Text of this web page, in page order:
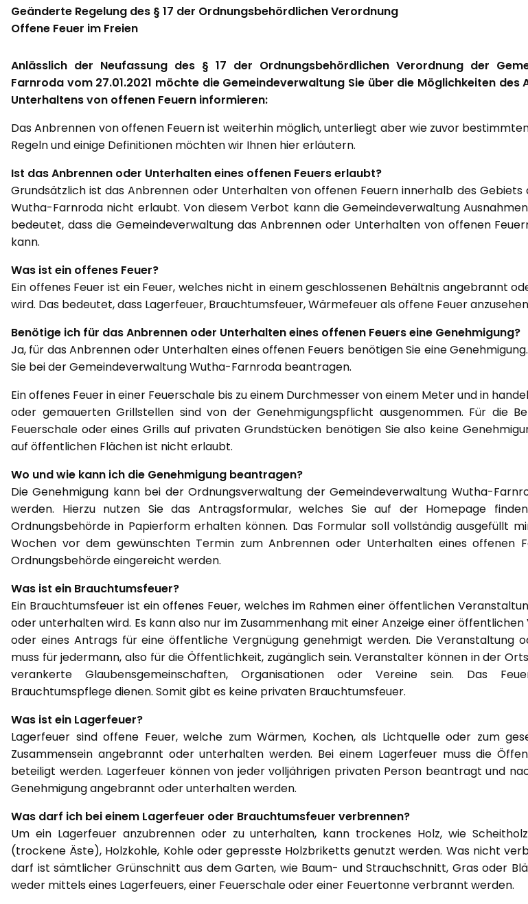
Geänderte Regelung des § 17 der Ordnungsbehördlichen Verordnung
Offene Feuer im Freien
Anlässlich der Neufassung des § 17 der Ordnungsbehördlichen Verordnung der
Farnroda vom 27.01.2021 möchte die Gemeindeverwaltung Sie über die Möglichkeiten des
Unterhaltens von offenen Feuern informieren:
Das Anbrennen von offenen Feuern ist weiterhin möglich, unterliegt aber wie zuvor
Regeln und einige Definitionen möchten wir Ihnen hier erläutern.
Ist das Anbrennen oder Unterhalten eines offenen Feuers erlaubt?
Grundsätzlich ist das Anbrennen oder Unterhalten von offenen Feuern innerhalb des Gebiets
Wutha-Farnroda nicht erlaubt. Von diesem Verbot kann die Gemeindeverwaltung Ausnahmen
bedeutet, dass die Gemeindeverwaltung das Anbrennen oder Unterhalten von offenen
kann.
Was ist ein offenes Feuer?
Ein offenes Feuer ist ein Feuer, welches nicht in einem geschlossenen Behältnis angebrannt
wird. Das bedeutet, dass Lagerfeuer, Brauchtumsfeuer, Wärmefeuer als offene Feuer
Benötige ich für das Anbrennen oder Unterhalten eines offenen Feuers eine Genehmigung?
Ja, für das Anbrennen oder Unterhalten eines offenen Feuers benötigen Sie eine
Sie bei der Gemeindeverwaltung Wutha-Farnroda beantragen.
Ein offenes Feuer in einer Feuerschale bis zu einem Durchmesser von einem Meter und in
oder gemauerten Grillstellen sind von der Genehmigungspflicht ausgenommen. Für die
Feuerschale oder eines Grills auf privaten Grundstücken benötigen Sie also keine
auf öffentlichen Flächen ist nicht erlaubt.
Wo und wie kann ich die Genehmigung beantragen?
Die Genehmigung kann bei der Ordnungsverwaltung der Gemeindeverwaltung Wutha-
werden. Hierzu nutzen Sie das Antragsformular, welches Sie auf der Homepage
Ordnungsbehörde in Papierform erhalten können. Das Formular soll vollständig ausgefüllt
Wochen vor dem gewünschten Termin zum Anbrennen oder Unterhalten eines offenen
Ordnungsbehörde eingereicht werden.
Was ist ein Brauchtumsfeuer?
Ein Brauchtumsfeuer ist ein offenes Feuer, welches im Rahmen einer öffentlichen
oder unterhalten wird. Es kann also nur im Zusammenhang mit einer Anzeige einer
oder eines Antrags für eine öffentliche Vergnügung genehmigt werden. Die Veranstaltung
muss für jedermann, also für die Öffentlichkeit, zugänglich sein. Veranstalter können in der
verankerte Glaubensgemeinschaften, Organisationen oder Vereine sein. Das
Brauchtumspflege dienen. Somit gibt es keine privaten Brauchtumsfeuer.
Was ist ein Lagerfeuer?
Lagerfeuer sind offene Feuer, welche zum Wärmen, Kochen, als Lichtquelle oder zum
Zusammensein angebrannt oder unterhalten werden. Bei einem Lagerfeuer muss die
beteiligt werden. Lagerfeuer können von jeder volljährigen privaten Person beantragt und
Genehmigung angebrannt oder unterhalten werden.
Was darf ich bei einem Lagerfeuer oder Brauchtumsfeuer verbrennen?
Um ein Lagerfeuer anzubrennen oder zu unterhalten, kann trockenes Holz, wie
(trockene Äste), Holzkohle, Kohle oder gepresste Holzbriketts genutzt werden. Was nicht
darf ist sämtlicher Grünschnitt aus dem Garten, wie Baum- und Strauchschnitt, Gras oder
weder mittels eines Lagerfeuers, einer Feuerschale oder einer Feuertonne verbrannt werden.